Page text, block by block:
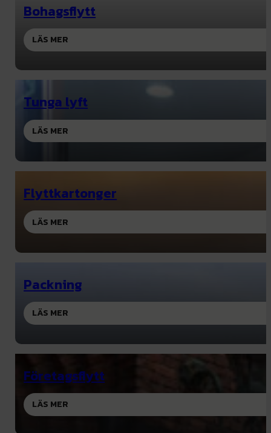
Bohagsflytt
LÄS MER
Tunga lyft
LÄS MER
Flyttkartonger
LÄS MER
Packning
LÄS MER
Företagsflytt
LÄS MER